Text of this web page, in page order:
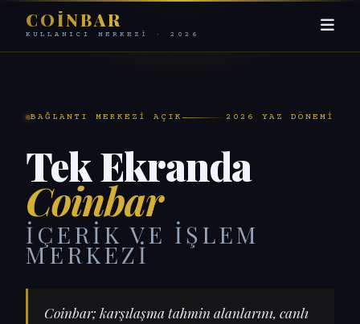
COINBAR
KULLANICI MERKEZI · 2026
BAĞLANTI MERKEZI AÇIK 2026 YAZ DÖNEMI
Tek Ekranda
Coinbar
İÇERIK VE İŞLEM
MERKEZI
Coinbar; karşılaşma tahmin alanlarını, canlı